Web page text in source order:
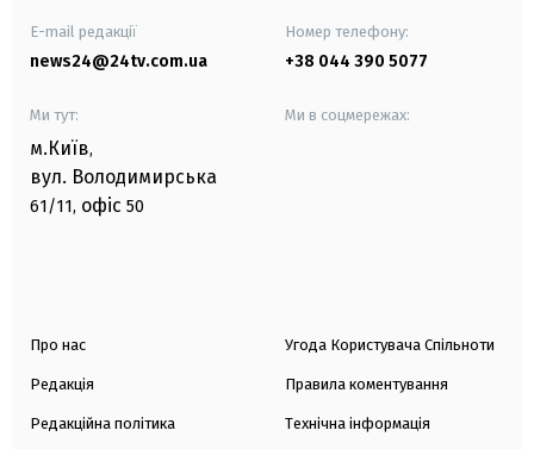
E-mail редакції
news24@24tv.com.ua
Номер телефону:
+38 044 390 5077
Ми тут:
м.Київ,
вул. Володимирська
61/11, офіс 50
Ми в соцмережах:
Про нас
Редакція
Редакційна політика
Угода Користувача Спільноти
Правила коментування
Технічна інформація